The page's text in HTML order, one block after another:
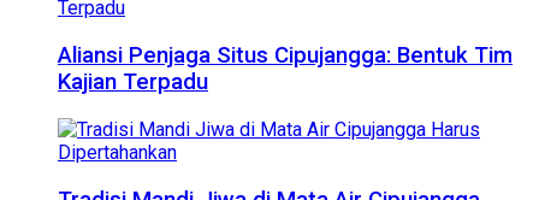
Aliansi Penjaga Situs Cipujangga: Bentuk Tim
Kajian Terpadu